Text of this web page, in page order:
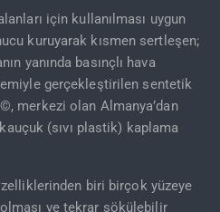
için kullanılması uygun
kuruyarak kısmen sertleşen;
yanında basınçlı hava
gerçekleştirilen sentetik
merkezi olan Almanya’dan
(sıvı plastik) kaplama
biri birçok yüzeye
ve tekrar sökülebilir